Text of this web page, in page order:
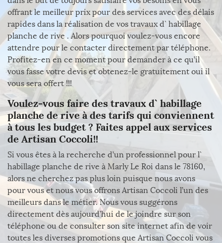
offrant le meilleur prix pour des services avec des délais
rapides dans la réalisation de vos travaux d` habillage
planche de rive . Alors pourquoi voulez-vous encore
attendre pour le contacter directement par téléphone.
Profitez-en en ce moment pour demander à ce qu’il
vous fasse votre devis et obtenez-le gratuitement oui il
vous sera offert !!!
Voulez-vous faire des travaux d` habillage
planche de rive à des tarifs qui conviennent
à tous les budget ? Faites appel aux services
de Artisan Coccoli!!
Si vous êtes à la recherche d’un professionnel pour l`
habillage planche de rive à Marly Le Roi dans le 78160,
alors ne cherchez pas plus loin puisque nous avons
pour vous et nous vous offrons Artisan Coccoli l’un des
meilleurs dans le métier. Nous vous suggérons
directement dès aujourd’hui de le joindre sur son
téléphone ou de consulter son site internet afin de voir
toutes les diverses promotions que Artisan Coccoli vous